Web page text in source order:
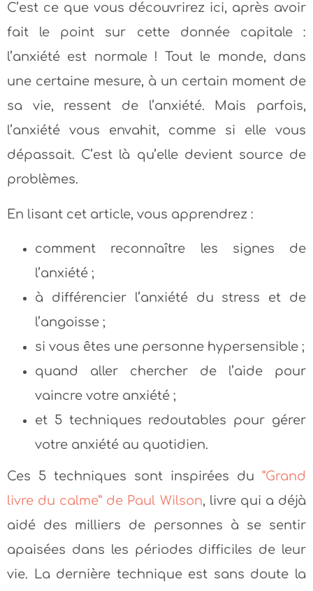
C’est ce que vous découvrirez ici, après avoir
fait le point sur cette donnée capitale :
l’anxiété est normale ! Tout le monde, dans
une certaine mesure, à un certain moment de
sa vie, ressent de l’anxiété. Mais parfois,
l’anxiété vous envahit, comme si elle vous
dépassait. C’est là qu’elle devient source de
problèmes.
En lisant cet article, vous apprendrez :
comment reconnaître les signes de
l’anxiété ;
à différencier l’anxiété du stress et de
l’angoisse ;
si vous êtes une personne hypersensible ;
quand aller chercher de l’aide pour
vaincre votre anxiété ;
et 5 techniques redoutables pour gérer
votre anxiété au quotidien.
Ces 5 techniques sont inspirées du “Grand
livre du calme” de Paul Wilson, livre qui a déjà
aidé des milliers de personnes à se sentir
apaisées dans les périodes difficiles de leur
vie. La dernière technique est sans doute la